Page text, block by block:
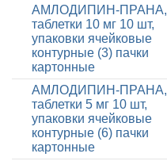
АМЛОДИПИН-ПРАНА,
таблетки 10 мг 10 шт,
упаковки ячейковые
контурные (3) пачки
картонные
АМЛОДИПИН-ПРАНА,
таблетки 5 мг 10 шт,
упаковки ячейковые
контурные (6) пачки
картонные